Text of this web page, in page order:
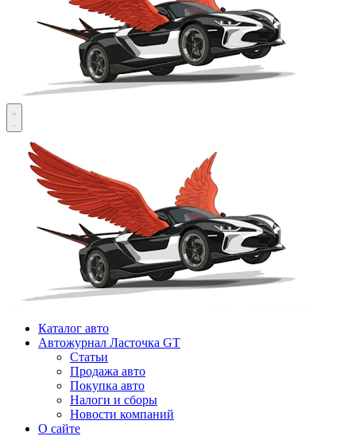
Каталог авто
Автожурнал Ласточка GT
Статьи
Продажа авто
Покупка авто
Налоги и сборы
Новости компаний
О сайте